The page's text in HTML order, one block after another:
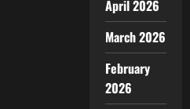
April 2026
March 2026
February
2026